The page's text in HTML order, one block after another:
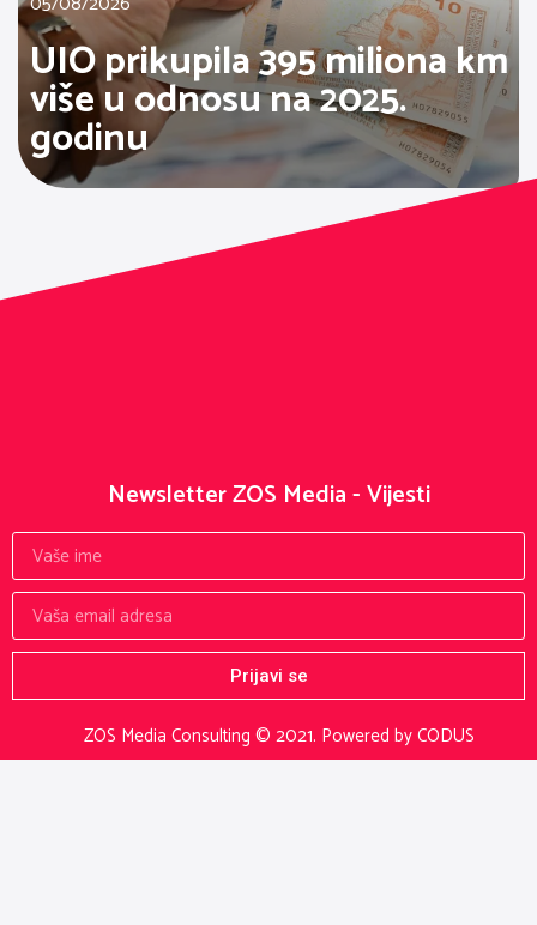
UIO prikupila 395 miliona km
više u odnosu na 2025.
godinu
ZOS Media Consulting © 2021. Powered by CODUS
Newsletter ZOS Media - Vijesti
Prijavi se